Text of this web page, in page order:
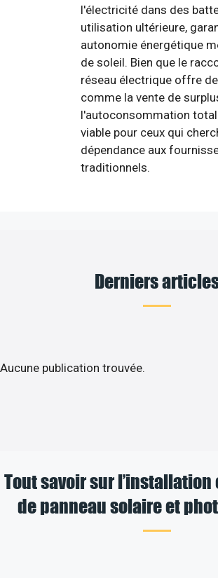
l'électricité dans des
utilisation ultérieure,
autonomie énergétique
de soleil. Bien que le
réseau électrique offre
comme la vente de
l'autoconsommation
viable pour ceux qui
dépendance aux
traditionnels.
Derniers
Aucune publication trouvée.
Tout savoir sur l’installation
de panneau solaire et